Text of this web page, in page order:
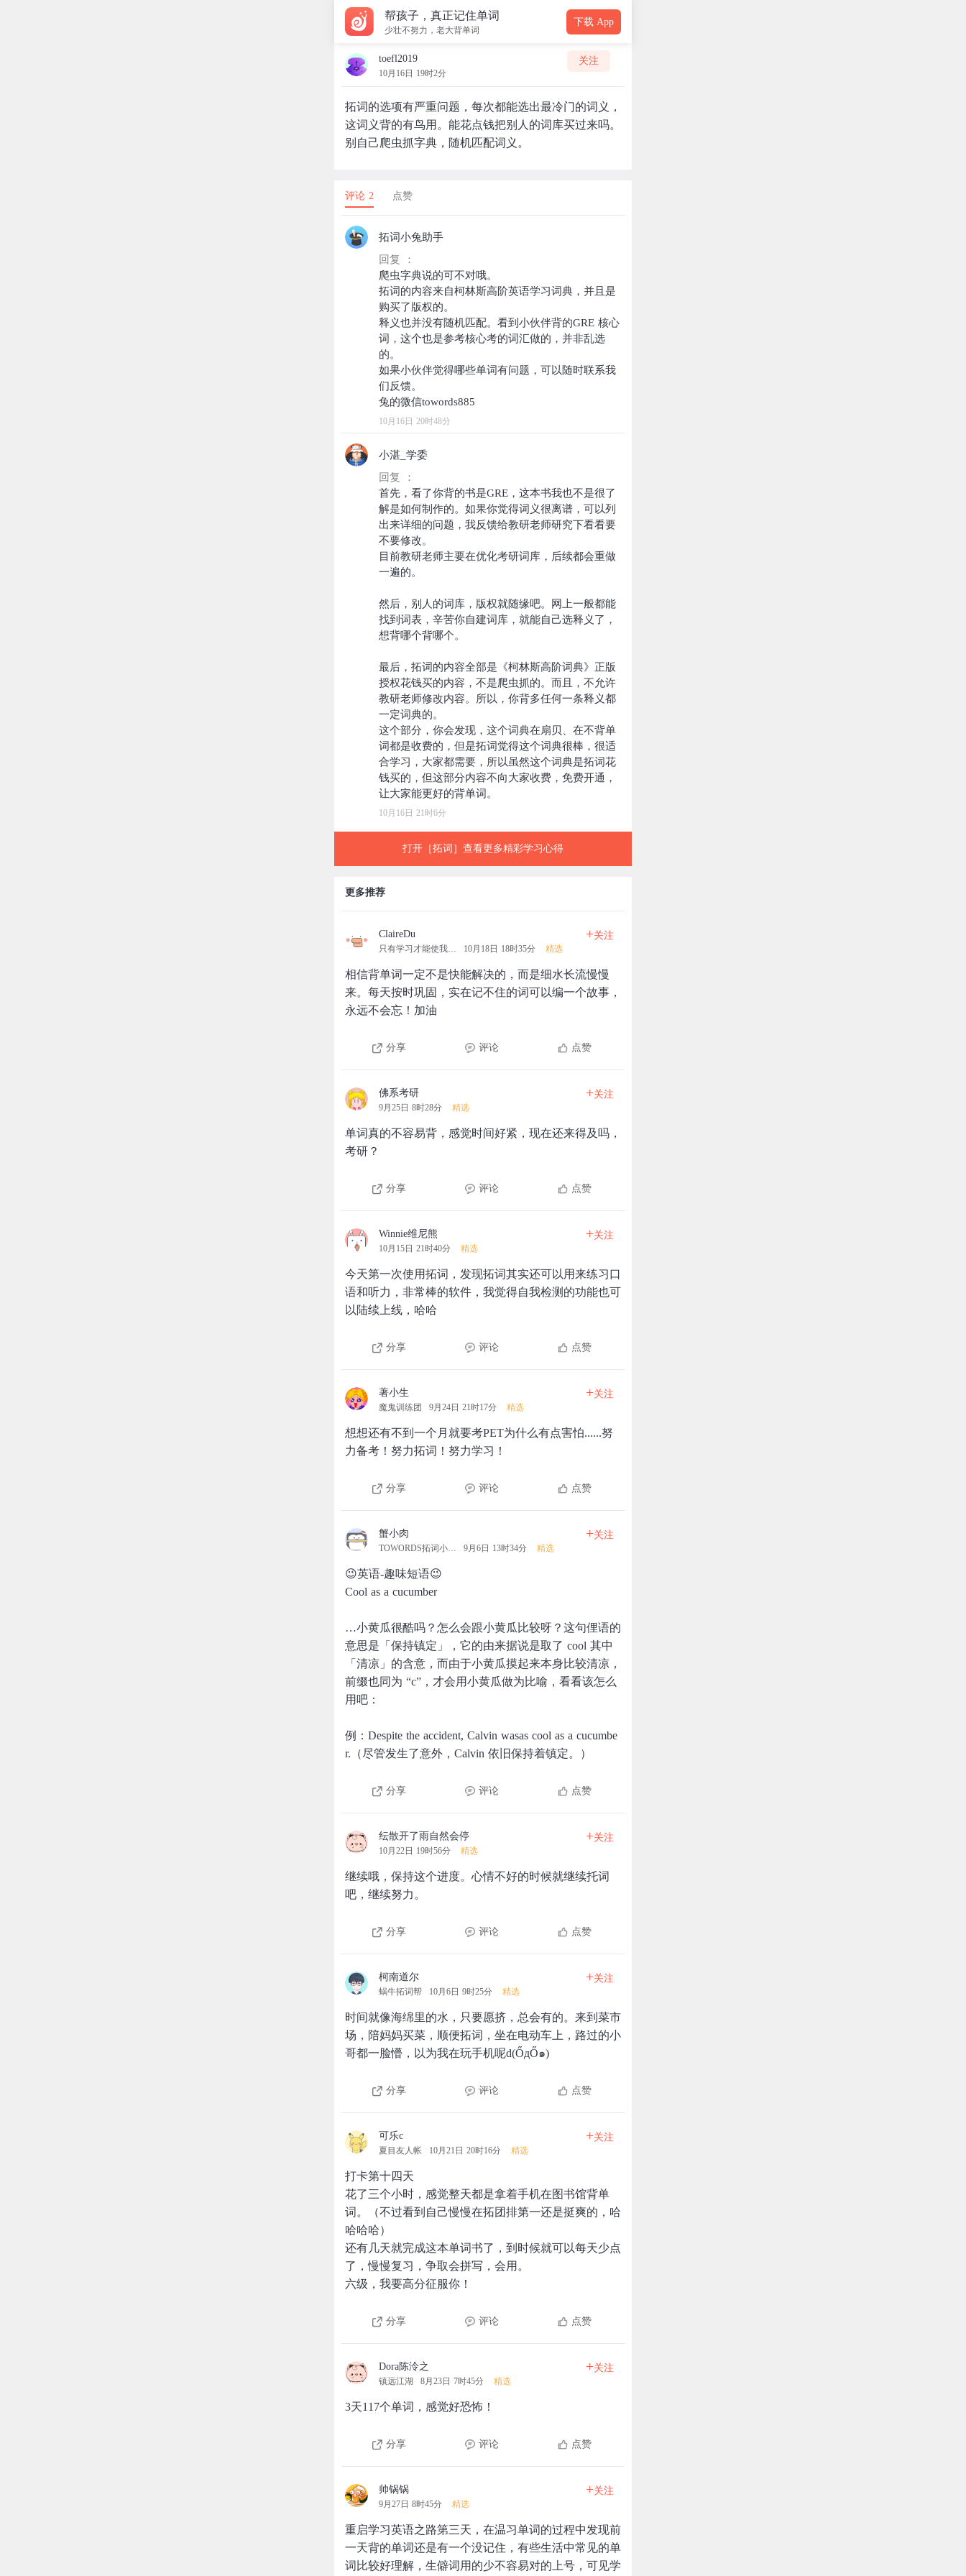
帮孩子，真正记住单词
少壮不努力，老大背单词
下载 App
toefl2019
10月16日 19时2分
关注
拓词的选项有严重问题，每次都能选出最冷门的词义，
这词义背的有鸟用。能花点钱把别人的词库买过来吗。
别自己爬虫抓字典，随机匹配词义。
评论 2 点赞
拓词小兔助手
回复 ：
爬虫字典说的可不对哦。
拓词的内容来自柯林斯高阶英语学习词典，并且是
购买了版权的。
释义也并没有随机匹配。看到小伙伴背的GRE 核心
词，这个也是参考核心考的词汇做的，并非乱选
的。
如果小伙伴觉得哪些单词有问题，可以随时联系我
们反馈。
10月16日 20时48分
小湛_学委
回复 ：
首先，看了你背的书是GRE，这本书我也不是很了
解是如何制作的。如果你觉得词义很离谱，可以列
出来详细的问题，我反馈给教研老师研究下看看要
不要修改。
目前教研老师主要在优化考研词库，后续都会重做
一遍的。
然后，别人的词库，版权就随缘吧。网上一般都能
找到词表，辛苦你自建词库，就能自己选释义了，
想背哪个背哪个。
最后，拓词的内容全部是《柯林斯高阶词典》正版
授权花钱买的内容，不是爬虫抓的。而且，不允许
教研老师修改内容。所以，你背多任何一条释义都
一定词典的。
这个部分，你会发现，这个词典在扇贝、在不背单
词都是收费的，但是拓词觉得这个词典很棒，很适
合学习，大家都需要，所以虽然这个词典是拓词花
钱买的，但这部分内容不向大家收费，免费开通，
10月16日 21时6分
打开［拓词］查看更多精彩学习心得
更多推荐
ClaireDu
只有学习才能使我快乐 10月18日 18时35分 精选
+关注
相信背单词一定不是快能解决的，而是细水长流慢慢
来。每天按时巩固，实在记不住的词可以编一个故事，
永远不会忘！加油
分享 评论 点赞
佛系考研
9月25日 8时28分 精选
+关注
单词真的不容易背，感觉时间好紧，现在还来得及吗，
考研？
分享 评论 点赞
Winnie维尼熊
10月15日 21时40分 精选
+关注
今天第一次使用拓词，发现拓词其实还可以用来练习口
语和听力，非常棒的软件，我觉得自我检测的功能也可
以陆续上线，哈哈
分享 评论 点赞
著小生
魔鬼训练团 9月24日 21时17分 精选
+关注
想想还有不到一个月就要考PET为什么有点害怕......努
力备考！努力拓词！努力学习！
分享 评论 点赞
蟹小肉
TOWORDS拓词小营地 9月6日 13时34分 精选
+关注
😉英语-趣味短语😉
Cool as a cucumber
…小黄瓜很酷吗？怎么会跟小黄瓜比较呀？这句俚语的
意思是「保持镇定」，它的由来据说是取了 cool 其中
「清凉」的含意，而由于小黄瓜摸起来本身比较清凉，
前缀也同为 “c”，才会用小黄瓜做为比喻，看看该怎么
用吧：
例：Despite the accident, Calvin wasas cool as a cucumbe
r.（尽管发生了意外，Calvin 依旧保持着镇定。）
分享 评论 点赞
纭散开了雨自然会停
10月22日 19时56分 精选
+关注
继续哦，保持这个进度。心情不好的时候就继续托词
吧，继续努力。
分享 评论 点赞
柯南道尔
蜗牛拓词帮 10月6日 9时25分 精选
+关注
时间就像海绵里的水，只要愿挤，总会有的。来到菜市
场，陪妈妈买菜，顺便拓词，坐在电动车上，路过的小
哥都一脸懵，以为我在玩手机呢d(ŐдŐ๑)
分享 评论 点赞
可乐c
夏目友人帐 10月21日 20时16分 精选
+关注
打卡第十四天
花了三个小时，感觉整天都是拿着手机在图书馆背单
词。（不过看到自己慢慢在拓团排第一还是挺爽的，哈
哈哈哈）
还有几天就完成这本单词书了，到时候就可以每天少点
了，慢慢复习，争取会拼写，会用。
六级，我要高分征服你！
分享 评论 点赞
Dora陈泠之
镇远江湖 8月23日 7时45分 精选
+关注
3天117个单词，感觉好恐怖！
分享 评论 点赞
帅锅锅
9月27日 8时45分 精选
+关注
重启学习英语之路第三天，在温习单词的过程中发现前
一天背的单词还是有一个没记住，有些生活中常见的单
词比较好理解，生僻词用的少不容易对的上号，可见学